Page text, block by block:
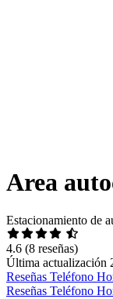
Area
Estacionamiento de
4.6 (8 reseñas)
Última actualización
Reseñas Teléfono
Reseñas Teléfono